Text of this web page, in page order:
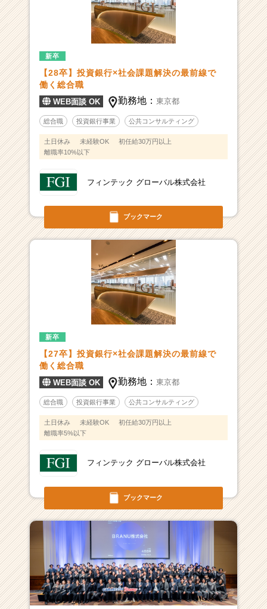
ブックマーク
新卒
【28卒】投資銀行×社会課題解決の最前線で
働く総合職
WEB面談 OK 勤務地：東京都
総合職 投資銀行事業 公共コンサルティング
土日休み 未経験OK
初任給30万円以上
離職率10%以下
フィンテック グローバル株式会社
ブックマーク
新卒
【27卒】投資銀行×社会課題解決の最前線で
働く総合職
WEB面談 OK 勤務地：東京都
総合職 投資銀行事業 公共コンサルティング
土日休み 未経験OK
初任給30万円以上
離職率5%以下
フィンテック グローバル株式会社